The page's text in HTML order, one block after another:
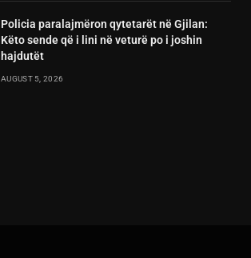
Policia paralajmëron qytetarët në Gjilan:
Këto sende që i lini në veturë po i joshin
hajdutët
AUGUST 5, 2026